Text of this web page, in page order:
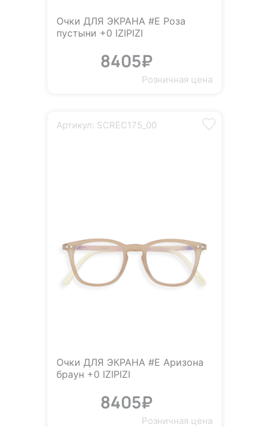
Очки ДЛЯ ЭКРАНА #E Роза
пустыни +0 IZIPIZI
8405₽
Розничная цена
Артикул: SCREC175_00
Очки ДЛЯ ЭКРАНА #E Аризона
браун +0 IZIPIZI
8405₽
Розничная цена